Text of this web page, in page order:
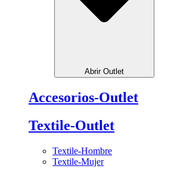
Abrir Outlet
Accesorios-Outlet
Textile-Outlet
Textile-Hombre
Textile-Mujer